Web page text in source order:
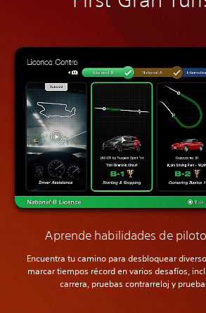
Aprende habilidades de
Encuentra tu camino para desbloquear
marcar tiempos récord en varios desafíos,
carrera, pruebas contrarreloj y